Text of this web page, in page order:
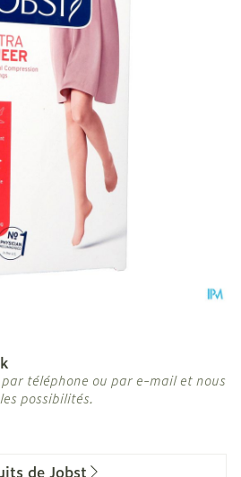
téléphone ou par e-mail et nous
possibilités.
de Jobst